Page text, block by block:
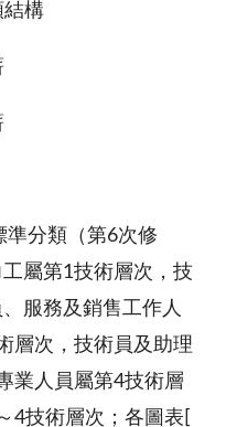
結構
準分類（第6次修
屬第1技術層次，技
服務及銷售工作人
層次，技術員及助理
業人員屬第4技術層
4技術層次 ；各圖表